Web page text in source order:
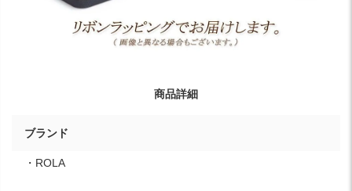
商品詳細
ブランド
・ROLA